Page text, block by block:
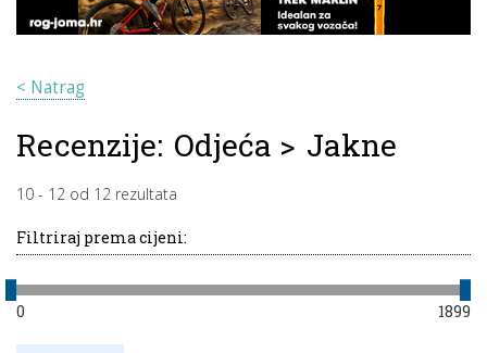
< Natrag
Recenzije: Odjeća > Jakne
10 - 12 od 12 rezultata
Filtriraj prema cijeni:
0 1899